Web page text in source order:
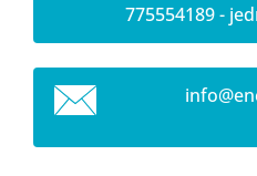
775554189 -